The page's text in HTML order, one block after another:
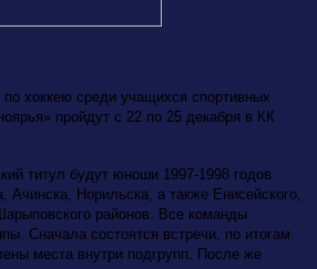
хоккею среди учащихся спортивных
пройдут с 22 по 25 декабря в КК
титул будут юноши 1997-1998 годов
Ачинска, Норильска, а также Енисейского,
районов. Все команды
Сначала состоятся встречи, по итогам
места внутри подгрупп. После же